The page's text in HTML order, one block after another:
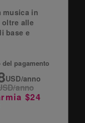
musica in
oltre alle
base e
pagamento
USD/anno
anno
$24